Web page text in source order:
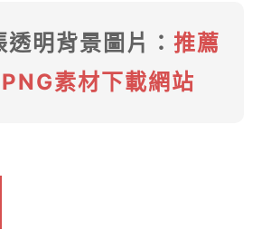
明背景圖片： 推薦
素材下載網站